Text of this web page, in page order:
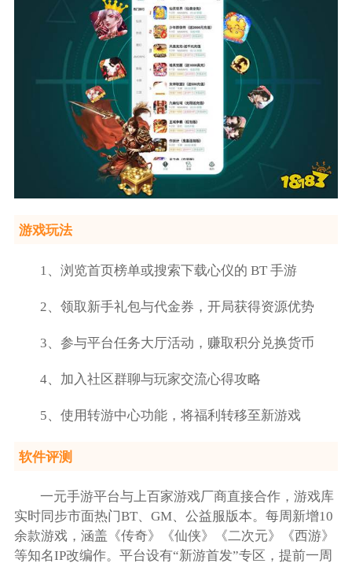
游戏玩法
1、浏览首页榜单或搜索下载心仪的 BT 手游
2、领取新手礼包与代金券，开局获得资源优势
3、参与平台任务大厅活动，赚取积分兑换货币
4、加入社区群聊与玩家交流心得攻略
5、使用转游中心功能，将福利转移至新游戏
软件评测
一元手游平台与上百家游戏厂商直接合作，游戏库
实时同步市面热门BT、GM、公益服版本。每周新增10
余款游戏，涵盖《传奇》《仙侠》《二次元》《西游》
等知名IP改编作。平台设有“新游首发”专区，提前一周